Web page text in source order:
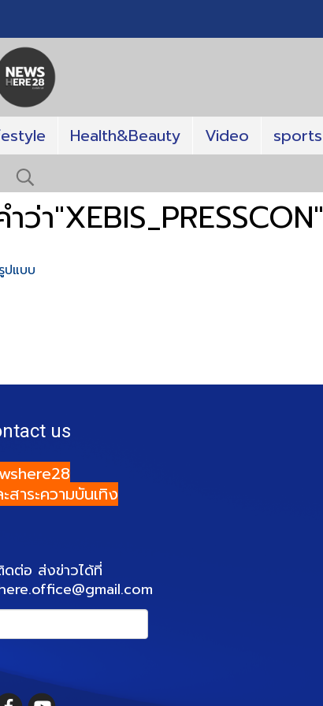
Health&Beauty Video sports
า"XEBIS_PRESSCON"
ปแบบ
us
สาระความบันเทิง
ดต่อ ส่งข่าวได้ที่